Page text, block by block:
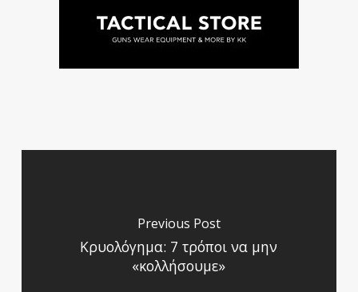
Previous Post
Κρυολόγημα: 7 τρόποι να μην
«κολλήσουμε»